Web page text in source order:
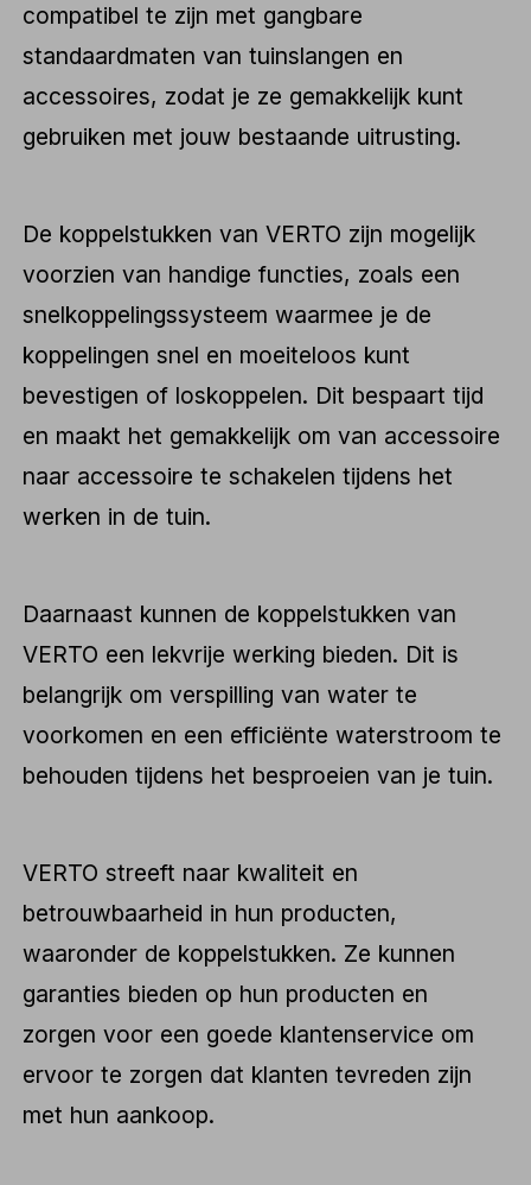
compatibel te zijn met gangbare
standaardmaten van tuinslangen en
accessoires, zodat je ze gemakkelijk kunt
gebruiken met jouw bestaande uitrusting.
De koppelstukken van VERTO zijn mogelijk
voorzien van handige functies, zoals een
snelkoppelingssysteem waarmee je de
koppelingen snel en moeiteloos kunt
bevestigen of loskoppelen. Dit bespaart tijd
en maakt het gemakkelijk om van accessoire
naar accessoire te schakelen tijdens het
werken in de tuin.
Daarnaast kunnen de koppelstukken van
VERTO een lekvrije werking bieden. Dit is
belangrijk om verspilling van water te
voorkomen en een efficiënte waterstroom te
behouden tijdens het besproeien van je tuin.
VERTO streeft naar kwaliteit en
betrouwbaarheid in hun producten,
waaronder de koppelstukken. Ze kunnen
garanties bieden op hun producten en
zorgen voor een goede klantenservice om
ervoor te zorgen dat klanten tevreden zijn
met hun aankoop.